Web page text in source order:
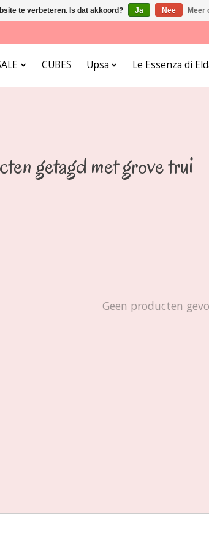
CUBES Upsa Le Essenza di
getagd met grove trui
Geen producten
te verbeteren. Is dat akkoord? Ja Nee Meer